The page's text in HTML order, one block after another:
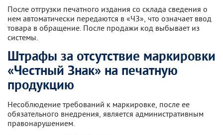
После отгрузки печатного издания со склада сведения о
нем автоматически передаются в «ЧЗ», что означает ввод
товара в обращение. После продажи код выбывает из
системы.
Штрафы за отсутствие маркировки
«Честный Знак» на печатную
продукцию
Несоблюдение требований к маркировке, после ее
обязательного внедрения, является административным
правонарушением.